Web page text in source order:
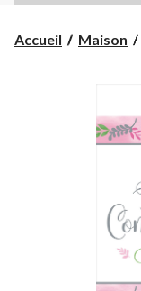
Accueil Maison